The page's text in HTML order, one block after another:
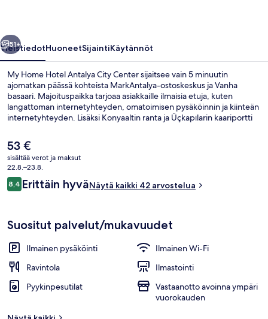
Seuraava
51+
YleistiedotHuoneetSijaintiKäytännöt
My Home Hotel Antalya City Center sijaitsee vain 5 minuutin
ajomatkan päässä kohteista MarkAntalya-ostoskeskus ja Vanha
basaari. Majoituspaikka tarjoaa asiakkaille ilmaisia etuja, kuten
langattoman internetyhteyden, omatoimisen pysäköinnin ja kiinteän
internetyhteyden. Lisäksi Konyaaltin ranta ja Üçkapılarin kaariportti
majoituspaikan avuliasta henkilökuntaa.
Nykyinen
hinta
on
53 €
53 €
sisältää verot ja maksut
22.8.–23.8.
Arvostelut
8,48,4 kautta 10.
Erittäin hyväNäytä kaikki 42 arvostelua
Suositut palvelut/mukavuudet
Ilmainen pysäköinti
Ilmainen Wi-Fi
Ravintola
Ilmastointi
Pyykinpesutilat
Vastaanotto avoinna ympäri
vuorokauden